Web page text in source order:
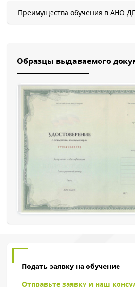
Преимущества обучения в АНО
Образцы выдаваемого
Подать заявку на обучение
Отправьте заявку и наш
Обратный звонок